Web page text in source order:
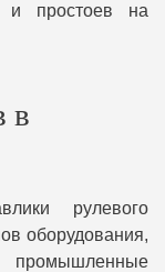
и простоев на
в
рулевого
оборудования,
промышленные